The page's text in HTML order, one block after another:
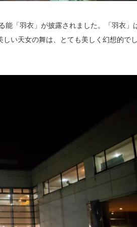
能「羽衣」が披露されました。「羽衣」
い天女の舞は、とても美しく幻想的で